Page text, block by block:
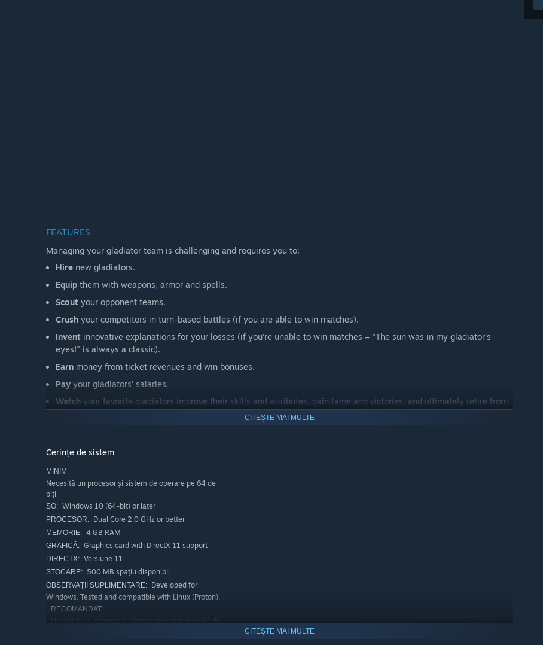
FEATURES
Managing your gladiator team is challenging and requires you to:
Hire new gladiators.
Equip them with weapons, armor and spells.
Scout your opponent teams.
Crush your competitors in turn-based battles (if you are able to win matches).
Invent innovative explanations for your losses (if you're unable to win matches – "The sun was in my gladiator's
eyes!" is always a classic).
Earn money from ticket revenues and win bonuses.
Pay your gladiators' salaries.
Watch your favorite gladiators improve their skills and attributes, gain fame and victories, and ultimately retire from
CITEȘTE MAI MULTE
Cerințe de sistem
MINIM:
Necesită un procesor și sistem de operare pe 64 de
biți
SO: Windows 10 (64-bit) or later
PROCESOR: Dual Core 2.0 GHz or better
MEMORIE: 4 GB RAM
GRAFICĂ: Graphics card with DirectX 11 support
DIRECTX: Versiune 11
STOCARE: 500 MB spațiu disponibil
OBSERVAȚII SUPLIMENTARE: Developed for
Windows. Tested and compatible with Linux (Proton).
RECOMANDAT:
Necesită un procesor și sistem de operare pe 64 de
CITEȘTE MAI MULTE